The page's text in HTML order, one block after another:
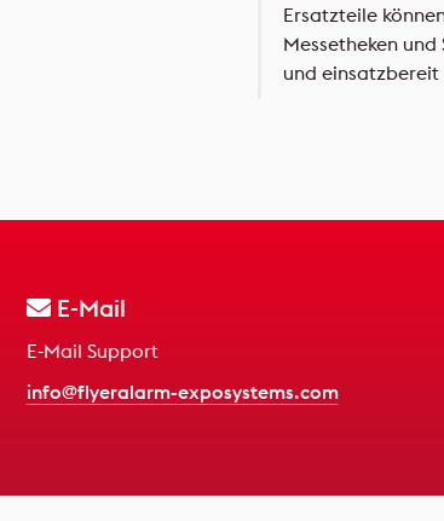
Ersatzteile
Messetheken
und
E-Mail
E-Mail Support
info@flyeralarm-exposystems.com